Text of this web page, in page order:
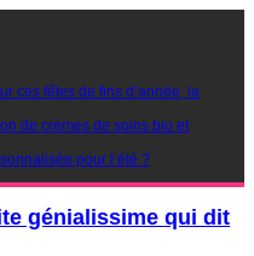
ces fêtes de fins d’année, la
de crèmes de soins bio et
pour l’été ?
génialissime qui dit